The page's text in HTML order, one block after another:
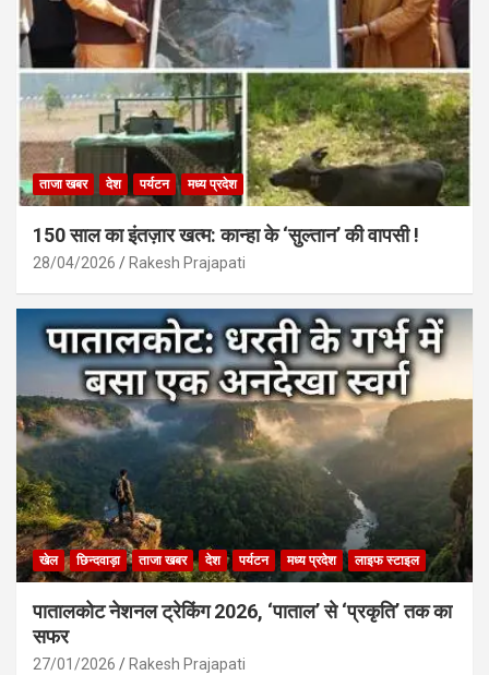
ताजा खबर देश पर्यटन मध्य प्रदेश
150 साल का इंतज़ार खत्म: कान्हा के ‘सुल्तान’ की वापसी !
28/04/2026 Rakesh Prajapati
खेल छिन्दवाड़ा ताजा खबर देश पर्यटन मध्य प्रदेश लाइफ स्टाइल
पातालकोट नेशनल ट्रेकिंग 2026, ‘पाताल’ से ‘प्रकृति’ तक का
सफर
27/01/2026 Rakesh Prajapati